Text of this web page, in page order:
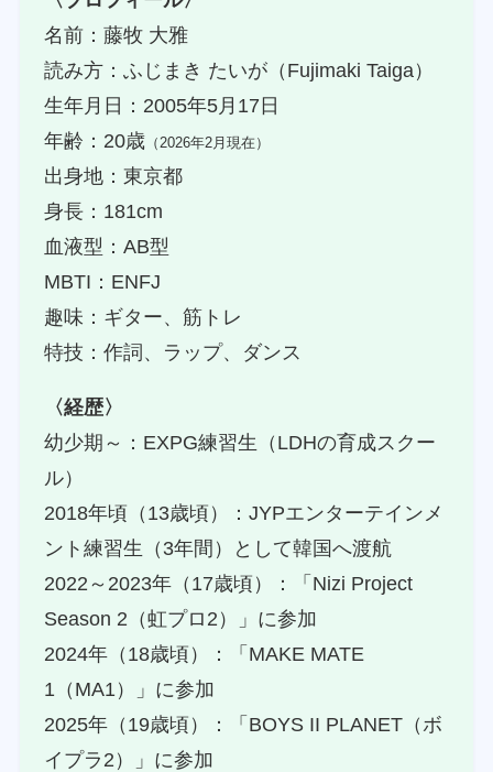
名前：藤牧 大雅
読み方：ふじまき たいが（Fujimaki Taiga）
生年月日：2005年5月17日
年齢：20歳 （2026年2月現在）
出身地：東京都
身長：181cm
血液型：AB型
MBTI：ENFJ
趣味：ギター、筋トレ
特技：作詞、ラップ、ダンス
〈経歴〉
幼少期～：EXPG練習生（LDHの育成スクー
ル）
2018年頃（13歳頃）：JYPエンターテインメ
ント練習生（3年間）として韓国へ渡航
2022～2023年（17歳頃）：「Nizi Project
Season 2（虹プロ2）」に参加
2024年（18歳頃）：「MAKE MATE
1（MA1）」に参加
2025年（19歳頃）：「BOYS II PLANET（ボ
イプラ2）」に参加